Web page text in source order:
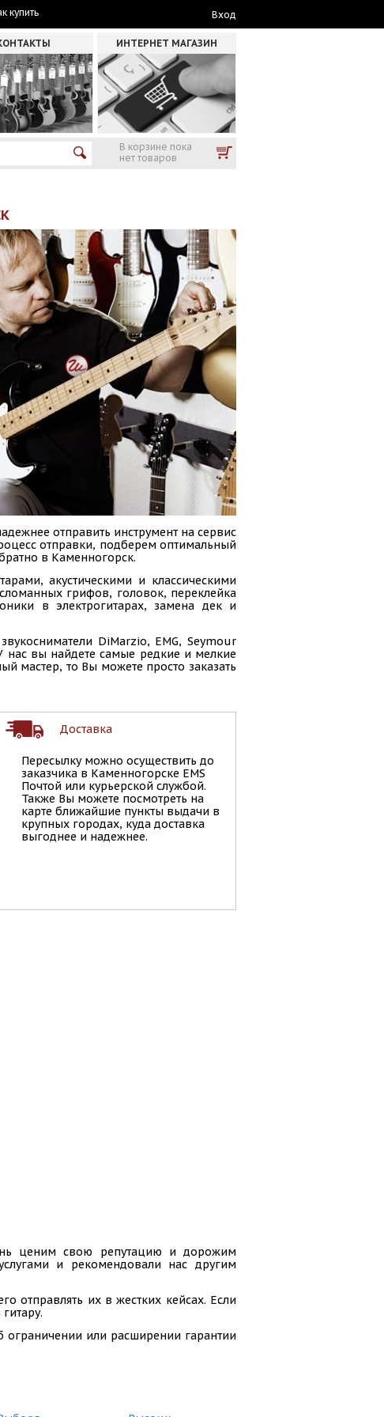
купить Вход
ИНТЕРНЕТ МАГАЗИН
В корзине пока
нет товаров
отправить инструмент на сервис
отправки, подберем оптимальный
в Каменногорск.
акустическими и классическими
грифов, головок, переклейка
в электрогитарах, замена дек и
DiMarzio, EMG, Seymour
нас вы найдете самые редкие и мелкие
мастер, то Вы можете просто заказать
Доставка
Пересылку можно осуществить до
заказчика в Каменногорске EMS
Почтой или курьерской службой.
Также Вы можете посмотреть на
карте ближайшие пункты выдачи в
крупных городах, куда доставка
выгоднее и надежнее.
ценим свою репутацию и дорожим
и рекомендовали нас другим
отправлять их в жестких кейсах. Если
ограничении или расширении гарантии